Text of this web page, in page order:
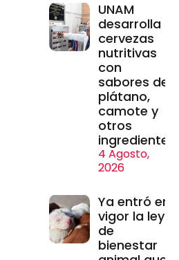
UNAM
desarrolla
cervezas
nutritivas
con
sabores de
plátano,
camote y
otros
ingredientes
4 Agosto,
2026
Ya entró en
vigor la ley
de
bienestar